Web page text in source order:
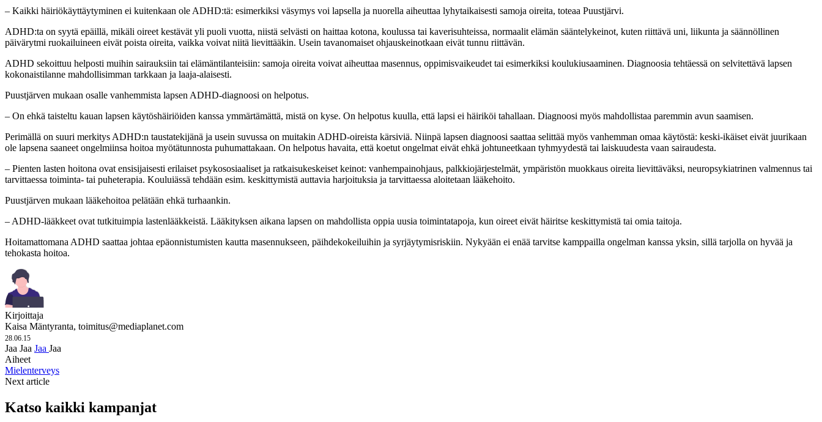
– Kaikki häiriökäyttäytyminen ei kuitenkaan ole ADHD:tä: esimerkiksi väsymys voi lapsella ja nuorella aiheuttaa lyhytaikaisesti samoja oireita, toteaa Puustjärvi.
ADHD:ta on syytä epäillä, mikäli oireet kestävät yli puoli vuotta, niistä selvästi on haittaa kotona, koulussa tai kaverisuhteissa, normaalit elämän sääntelykeinot, kuten riittävä uni, liikunta ja säännöllinen
päivärytmi ruokailuineen eivät poista oireita, vaikka voivat niitä lievittääkin. Usein tavanomaiset ohjauskeinotkaan eivät tunnu riittävän.
ADHD sekoittuu helposti muihin sairauksiin tai elämäntilanteisiin: samoja oireita voivat aiheuttaa masennus, oppimisvaikeudet tai esimerkiksi koulukiusaaminen. Diagnoosia tehtäessä on selvitettävä lapsen
kokonaistilanne mahdollisimman tarkkaan ja laaja-alaisesti.
Puustjärven mukaan osalle vanhemmista lapsen ADHD-diagnoosi on helpotus.
– On ehkä taisteltu kauan lapsen käytöshäiriöiden kanssa ymmärtämättä, mistä on kyse. On helpotus kuulla, että lapsi ei häiriköi tahallaan. Diagnoosi myös mahdollistaa paremmin avun saamisen.
Perimällä on suuri merkitys ADHD:n taustatekijänä ja usein suvussa on muitakin ADHD-oireista kärsiviä. Niinpä lapsen diagnoosi saattaa selittää myös vanhemman omaa käytöstä: keski-ikäiset eivät juurikaan
ole lapsena saaneet ongelmiinsa hoitoa myötätunnosta puhumattakaan. On helpotus havaita, että koetut ongelmat eivät ehkä johtuneetkaan tyhmyydestä tai laiskuudesta vaan sairaudesta.
– Pienten lasten hoitona ovat ensisijaisesti erilaiset psykososiaaliset ja ratkaisukeskeiset keinot: vanhempainohjaus, palkkiojärjestelmät, ympäristön muokkaus oireita lievittäväksi, neuropsykiatrinen valmennus tai
tarvittaessa toiminta- tai puheterapia. Kouluiässä tehdään esim. keskittymistä auttavia harjoituksia ja tarvittaessa aloitetaan lääkehoito.
Puustjärven mukaan lääkehoitoa pelätään ehkä turhaankin.
– ADHD-lääkkeet ovat tutkituimpia lastenlääkkeistä. Lääkityksen aikana lapsen on mahdollista oppia uusia toimintatapoja, kun oireet eivät häiritse keskittymistä tai omia taitoja.
Hoitamattomana ADHD saattaa johtaa epäonnistumisten kautta masennukseen, päihdekokeiluihin ja syrjäytymisriskiin. Nykyään ei enää tarvitse kamppailla ongelman kanssa yksin, sillä tarjolla on hyvää ja
tehokasta hoitoa.
Kirjoittaja
Kaisa Mäntyranta, toimitus@mediaplanet.com
28.06.15
Jaa Jaa Jaa Jaa
Aiheet
Mielenterveys
Next article
Katso kaikki kampanjat